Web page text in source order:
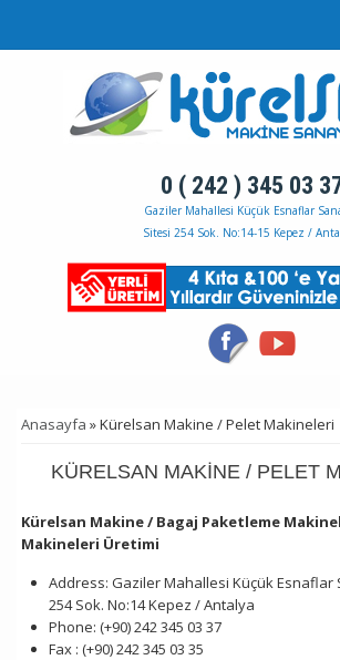
0 ( 242 ) 345 03
Gaziler Mahallesi Küçük Esnaflar
Sitesi 254 Sok. No:14-15 Kepez /
BURADASINIZ
Anasayfa » Kürelsan Makine / Pelet Makineleri
KÜRELSAN MAKINE / PELET
Kürelsan Makine / Bagaj Paketleme
Makineleri Üretimi
Address: Gaziler Mahallesi Küçük Esnaflar
254 Sok. No:14 Kepez / Antalya
Phone: (+90) 242 345 03 37
Fax : (+90) 242 345 03 35